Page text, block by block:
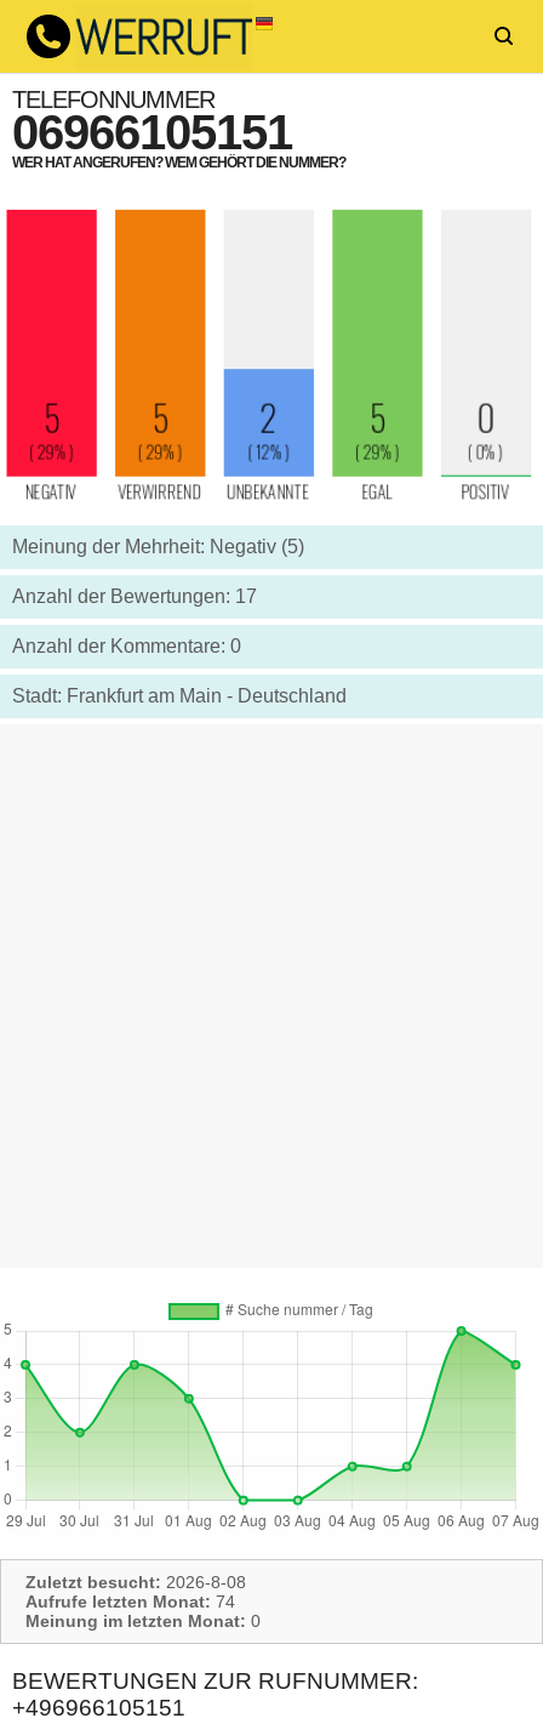
TELEFONNUMMER
06966105151
WER HAT ANGERUFEN? WEM GEHÖRT DIE NUMMER?
Meinung der Mehrheit: Negativ (5)
Anzahl der Bewertungen: 17
Anzahl der Kommentare: 0
Stadt: Frankfurt am Main - Deutschland
Zuletzt besucht: 2026-8-08
Aufrufe letzten Monat: 74
Meinung im letzten Monat: 0
BEWERTUNGEN ZUR RUFNUMMER:
+496966105151